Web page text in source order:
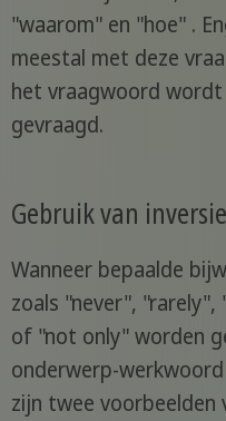
"waarom" en "hoe" .
meestal met deze
het vraagwoord
gevraagd.
Gebruik van inversie
Wanneer bepaalde
zoals "never",
of "not only" worden
onderwerp-
zijn twee voorbeelden